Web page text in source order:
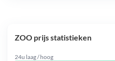
ZOO prijs statistieken
24u laag / hoog